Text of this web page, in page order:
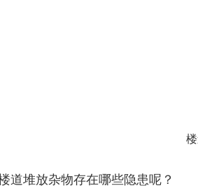
道堆放杂物存在哪些隐患呢？